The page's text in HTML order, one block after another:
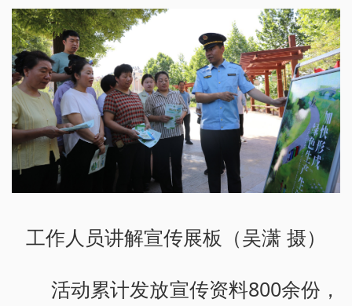
工作人员讲解宣传展板（吴潇 摄）
活动累计发放宣传资料800余份，